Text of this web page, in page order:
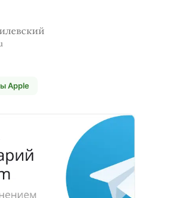
Apple